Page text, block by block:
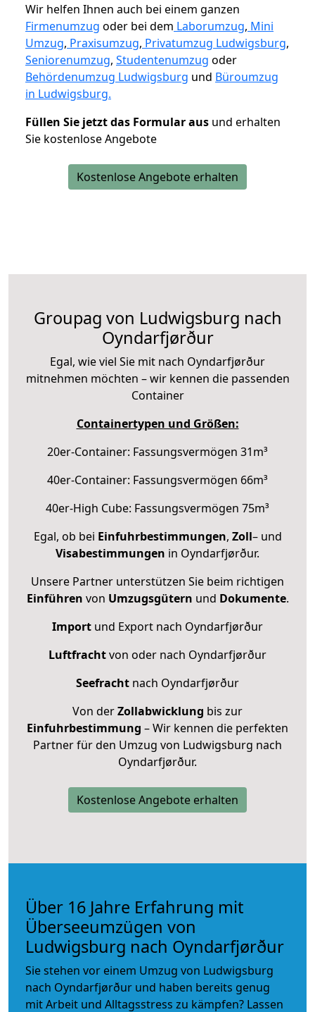
Wir helfen Ihnen auch bei einem ganzen
Firmenumzug oder bei dem Laborumzug, Mini
Umzug, Praxisumzug, Privatumzug Ludwigsburg,
Seniorenumzug, Studentenumzug oder
Behördenumzug Ludwigsburg und Büroumzug
in Ludwigsburg.
Füllen Sie jetzt das Formular aus und erhalten
Sie kostenlose Angebote
Kostenlose Angebote erhalten
Groupag von Ludwigsburg nach
Oyndarfjørður
Egal, wie viel Sie mit nach Oyndarfjørður
mitnehmen möchten – wir kennen die passenden
Container
Containertypen und Größen:
20er-Container: Fassungsvermögen 31m³
40er-Container: Fassungsvermögen 66m³
40er-High Cube: Fassungsvermögen 75m³
Egal, ob bei Einfuhrbestimmungen, Zoll– und
Visabestimmungen in Oyndarfjørður.
Unsere Partner unterstützen Sie beim richtigen
Einführen von Umzugsgütern und Dokumente.
Import und Export nach Oyndarfjørður
Luftfrachtvon oder nach Oyndarfjørður
Seefracht nach Oyndarfjørður
Von derZollabwicklung bis zur
Einfuhrbestimmung – Wir kennen die perfekten
Partner für den Umzug von Ludwigsburg nach
Oyndarfjørður.
Kostenlose Angebote erhalten
Über 16 Jahre Erfahrung mit
Überseeumzügen von
Ludwigsburg nach Oyndarfjørður
Sie stehen vor einem Umzug von Ludwigsburg
nach Oyndarfjørður und haben bereits genug
mit Arbeit und Alltagsstress zu kämpfen? Lassen